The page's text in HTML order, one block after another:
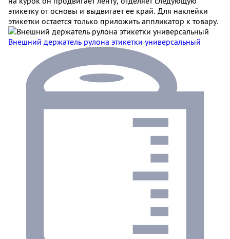
этикетку от основы и выдвигает ее край. Для наклейки
этикетки остается только приложить аппликатор к товару.
Внешний держатель рулона этикетки универсальный